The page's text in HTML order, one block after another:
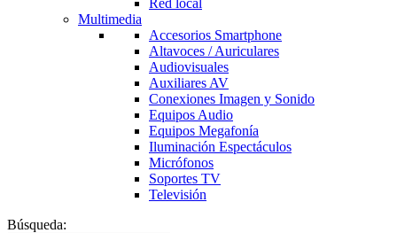
Red local
Multimedia
Accesorios Smartphone
Altavoces / Auriculares
Audiovisuales
Auxiliares AV
Conexiones Imagen y Sonido
Equipos Audio
Equipos Megafonía
Iluminación Espectáculos
Micrófonos
Soportes TV
Televisión
Búsqueda: